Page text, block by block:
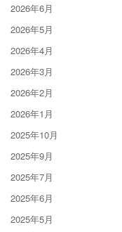
2026年6月
2026年5月
2026年4月
2026年3月
2026年2月
2026年1月
2025年10月
2025年9月
2025年7月
2025年6月
2025年5月